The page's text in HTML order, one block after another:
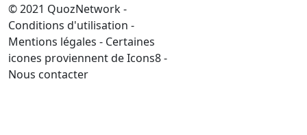
© 2021 QuozNetwork -
Conditions d'utilisation -
Mentions légales - Certaines
icones proviennent de Icons8 -
Nous contacter